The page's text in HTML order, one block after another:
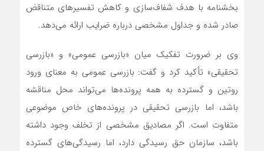
بخشنامه با هدف شفاف‌سازی و کاهش تفسیرهای متناقض
صادر شده و جداول مشخصی درباره ضرایب ارائه می‌دهد.
وی بر ضرورت تفکیک میان «بازرسی عمومی» و «بازرسی
تحقیقی» تأکید کرد و گفت: بازرسی عمومی به معنای ورود
روتین و گسترده به همه پرونده‌ها می‌تواند محل مناقشه
باشد، اما بازرسی تحقیقی در پرونده‌های خاص موضوعی
متفاوت است. اگر مصادیق مشخصی از تخلف وجود داشته
باشد، سازمان حق رسیدگی دارد، اما رسیدگی‌های گسترده